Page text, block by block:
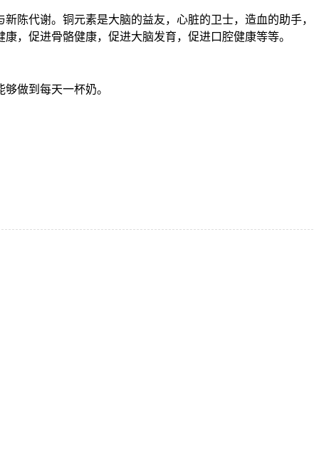
陈代谢。铜元素是大脑的益友，心脏的卫士，造血的助手，
，促进骨骼健康，促进大脑发育，促进口腔健康等等。
做到每天一杯奶。